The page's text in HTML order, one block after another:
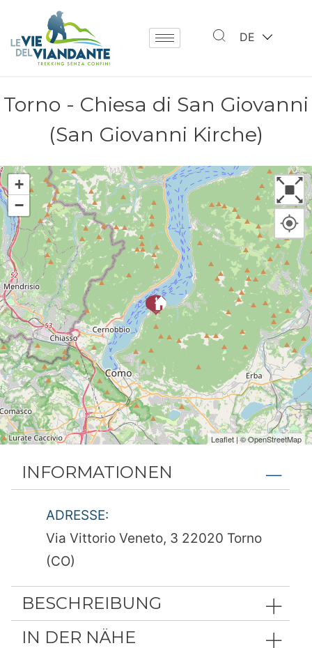
DE
Torno - Chiesa di San Giovanni
(San Giovanni Kirche)
INFORMATIONEN
ADRESSE:
Via Vittorio Veneto, 3 22020 Torno
(CO)
BESCHREIBUNG
IN DER NÄHE
+
−
Leaflet| ©OpenStreetMap